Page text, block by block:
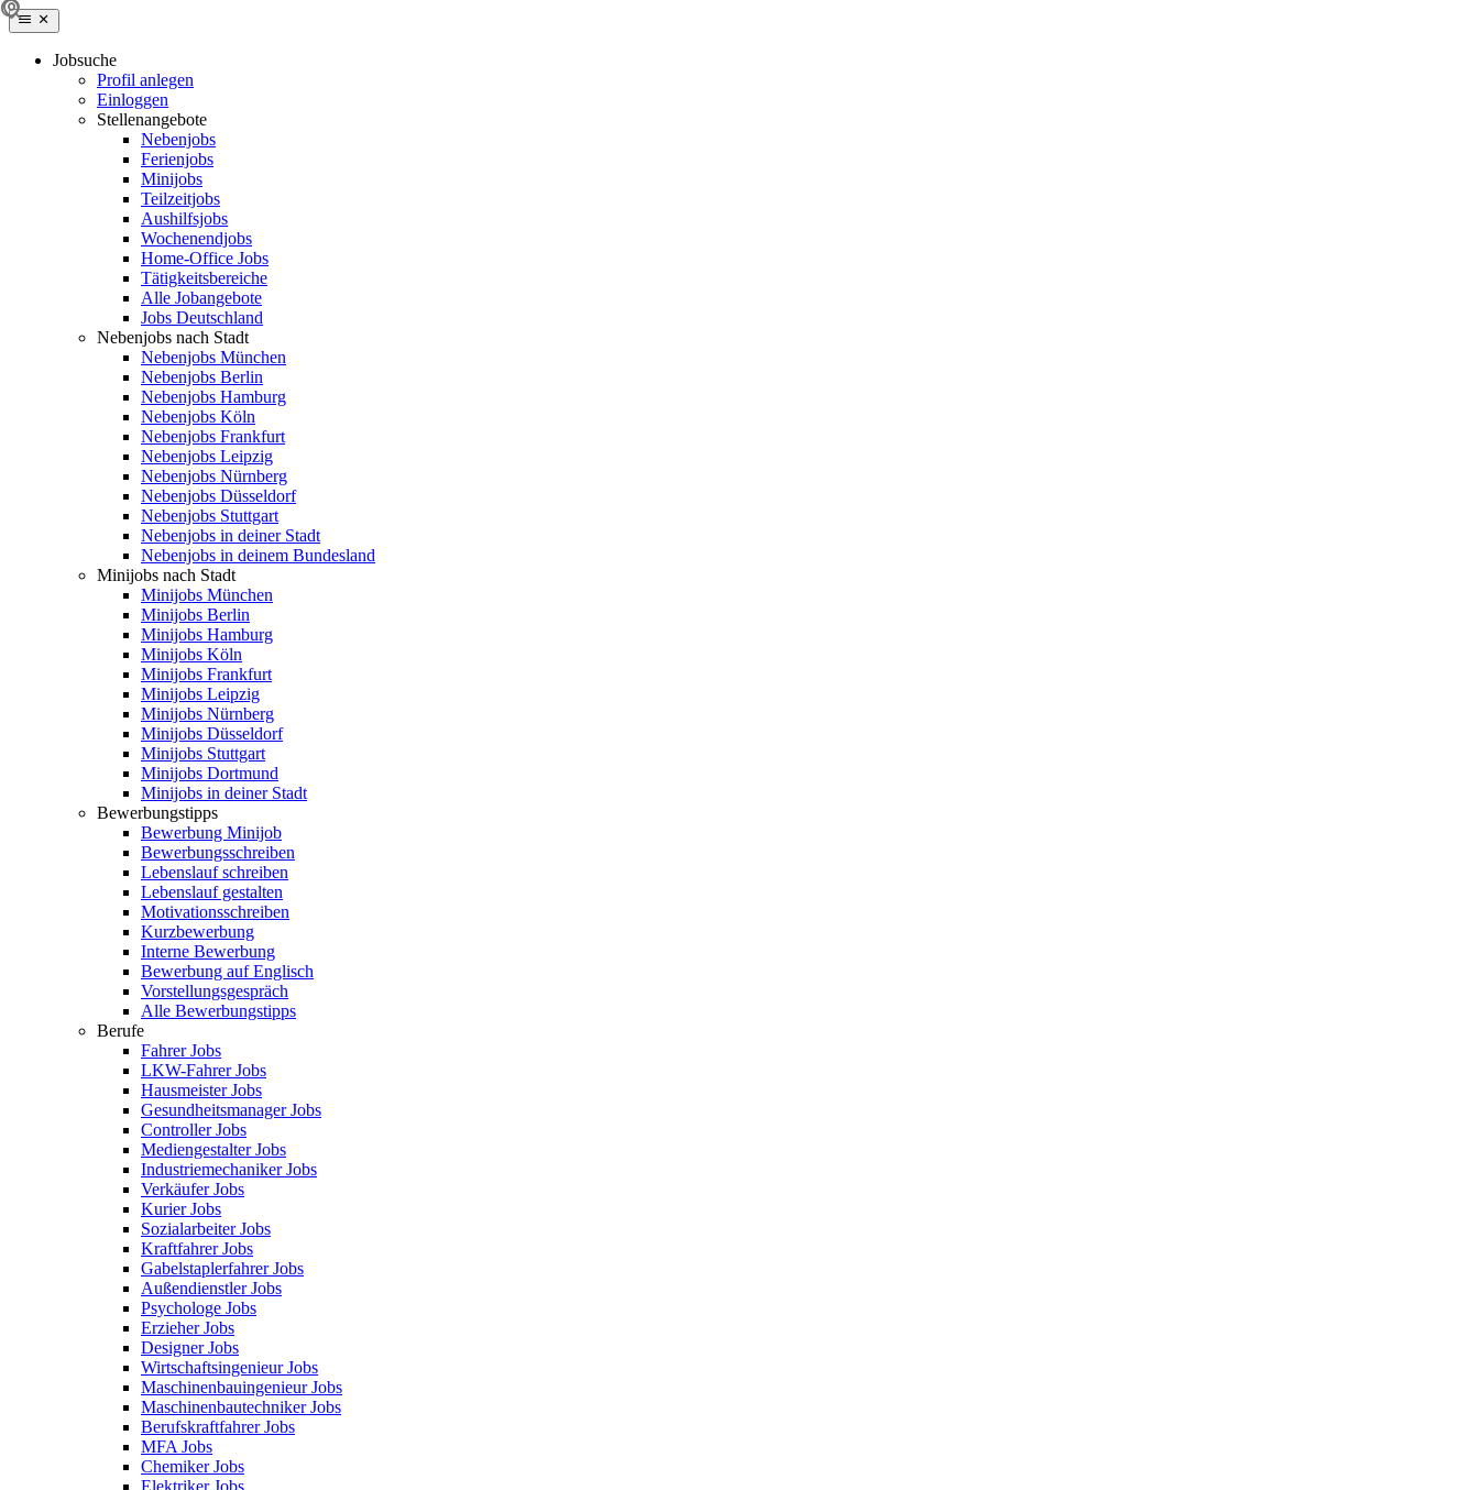
Jobsuche
Profil anlegen
Einloggen
Stellenangebote
Nebenjobs
Ferienjobs
Minijobs
Teilzeitjobs
Aushilfsjobs
Wochenendjobs
Home-Office Jobs
Tätigkeitsbereiche
Alle Jobangebote
Jobs Deutschland
Nebenjobs nach Stadt
Nebenjobs München
Nebenjobs Berlin
Nebenjobs Hamburg
Nebenjobs Köln
Nebenjobs Frankfurt
Nebenjobs Leipzig
Nebenjobs Nürnberg
Nebenjobs Düsseldorf
Nebenjobs Stuttgart
Nebenjobs in deiner Stadt
Nebenjobs in deinem Bundesland
Minijobs nach Stadt
Minijobs München
Minijobs Berlin
Minijobs Hamburg
Minijobs Köln
Minijobs Frankfurt
Minijobs Leipzig
Minijobs Nürnberg
Minijobs Düsseldorf
Minijobs Stuttgart
Minijobs Dortmund
Minijobs in deiner Stadt
Bewerbungstipps
Bewerbung Minijob
Bewerbungsschreiben
Lebenslauf schreiben
Lebenslauf gestalten
Motivationsschreiben
Kurzbewerbung
Interne Bewerbung
Bewerbung auf Englisch
Vorstellungsgespräch
Alle Bewerbungstipps
Berufe
Fahrer Jobs
LKW-Fahrer Jobs
Hausmeister Jobs
Gesundheitsmanager Jobs
Controller Jobs
Mediengestalter Jobs
Industriemechaniker Jobs
Verkäufer Jobs
Kurier Jobs
Sozialarbeiter Jobs
Kraftfahrer Jobs
Gabelstaplerfahrer Jobs
Außendienstler Jobs
Psychologe Jobs
Erzieher Jobs
Designer Jobs
Wirtschaftsingenieur Jobs
Maschinenbauingenieur Jobs
Maschinenbautechniker Jobs
Berufskraftfahrer Jobs
MFA Jobs
Chemiker Jobs
Elektriker Jobs